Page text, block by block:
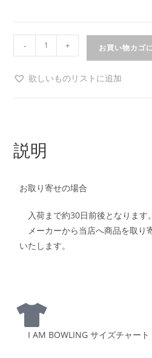
- + お買い物カゴ
欲しいものリストに追加
説明
お取り寄せの場合
入荷まで約30日前後となります。
メーカーから当店へ商品を取り
いたします。
I AM BOWLING サイズチャート